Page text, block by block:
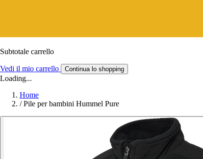
Subtotale carrello
Vedi il mio carrello Continua lo shopping
Loading...
Home
/ Pile per bambini Hummel Pure